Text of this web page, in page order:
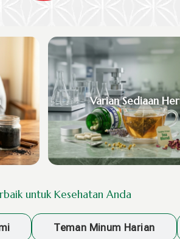
Varian Sediaan
untuk Kesehatan Anda
Teman Minum Harian